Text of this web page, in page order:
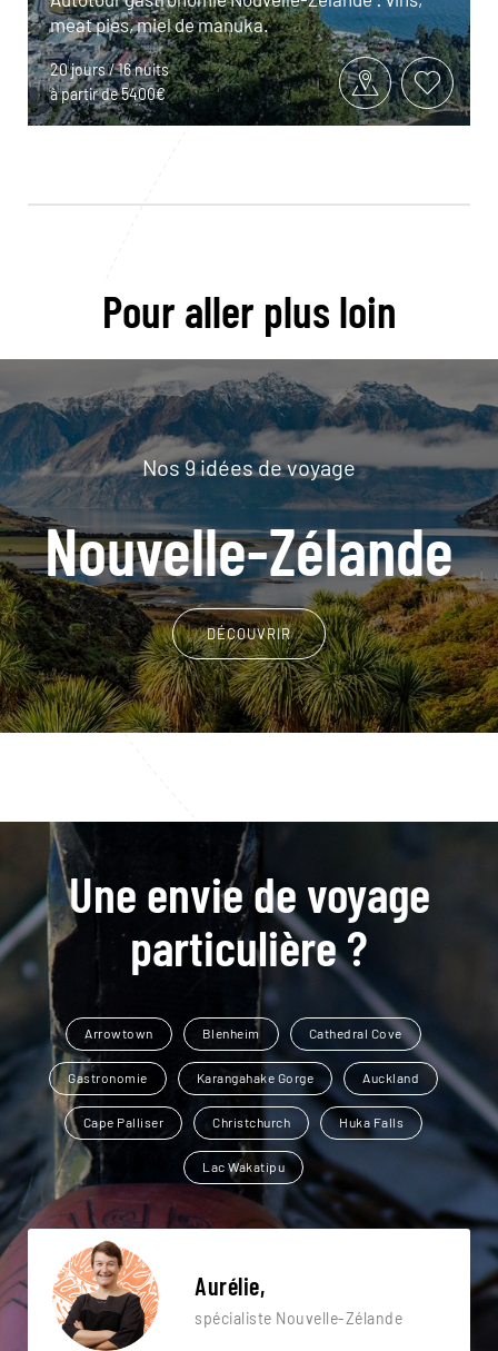
meat pies, miel de manuka.
20 jours / 16 nuits
à partir de 5400€
Pour aller plus loin
Nos 9 idées de voyage
Nouvelle-Zélande
DÉCOUVRIR
Une envie de voyage
particulière ?
Arrowtown Blenheim Cathedral Cove
Gastronomie Karangahake Gorge Auckland
Cape Palliser Christchurch Huka Falls
Lac Wakatipu
Aurélie,
spécialiste Nouvelle-Zélande